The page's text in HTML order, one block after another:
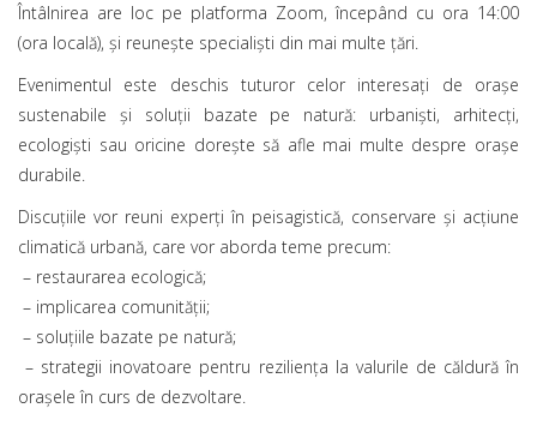
Întâlnirea are loc pe platforma Zoom, începând cu ora 14:00
(ora locală), și reunește specialiști din mai multe țări.
Evenimentul este deschis tuturor celor interesați de orașe
sustenabile și soluții bazate pe natură: urbaniști, arhitecți,
ecologiști sau oricine dorește să afle mai multe despre oraşe
durabile.
Discuțiile vor reuni experți în peisagistică, conservare și acțiune
climatică urbană, care vor aborda teme precum:
– restaurarea ecologică;
– implicarea comunității;
– soluțiile bazate pe natură;
– strategii inovatoare pentru reziliența la valurile de căldură în
orașele în curs de dezvoltare.